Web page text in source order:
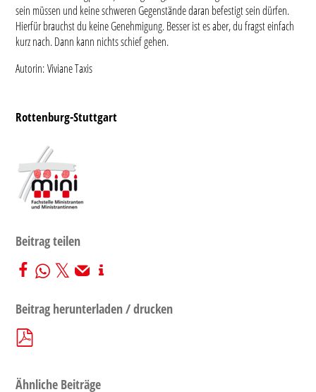
sein müssen und keine schweren Gegenstände daran befestigt sein dürfen.
Hierfür brauchst du keine Genehmigung. Besser ist es aber, du fragst einfach
kurz nach. Dann kann nichts schief gehen.
Autorin: Viviane Taxis
Rottenburg-Stuttgart
Beitrag teilen
Beitrag herunterladen / drucken
Ähnliche Beiträge